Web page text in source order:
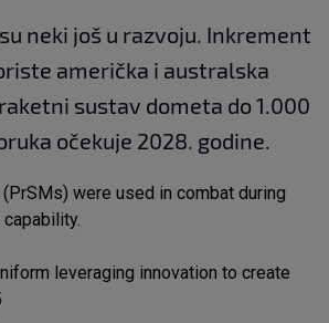
neki još u razvoju. Inkrement
američka i australska
sustav dometa do 1.000
očekuje 2028. godine.
were used in combat during
leveraging innovation to create